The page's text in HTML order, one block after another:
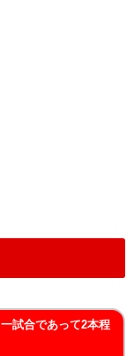
試合であって2本程